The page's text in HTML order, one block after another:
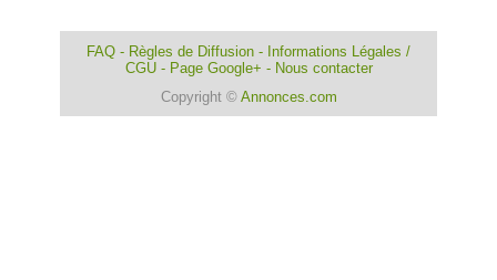
FAQ - Règles de Diffusion - Informations Légales /
CGU- Page Google+ - Nous contacter
Copyright © Annonces.com